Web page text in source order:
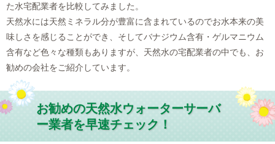
た水宅配業者を比較してみました。
天然水には天然ミネラル分が豊富に含まれているのでお水本来の美
味しさを感じることができ、そしてバナジウム含有・ゲルマニウム
含有など色々な種類もありますが、天然水の宅配業者の中でも、お
勧めの会社をご紹介しています。
お勧めの天然水ウォーターサーバ
ー業者を早速チェック！